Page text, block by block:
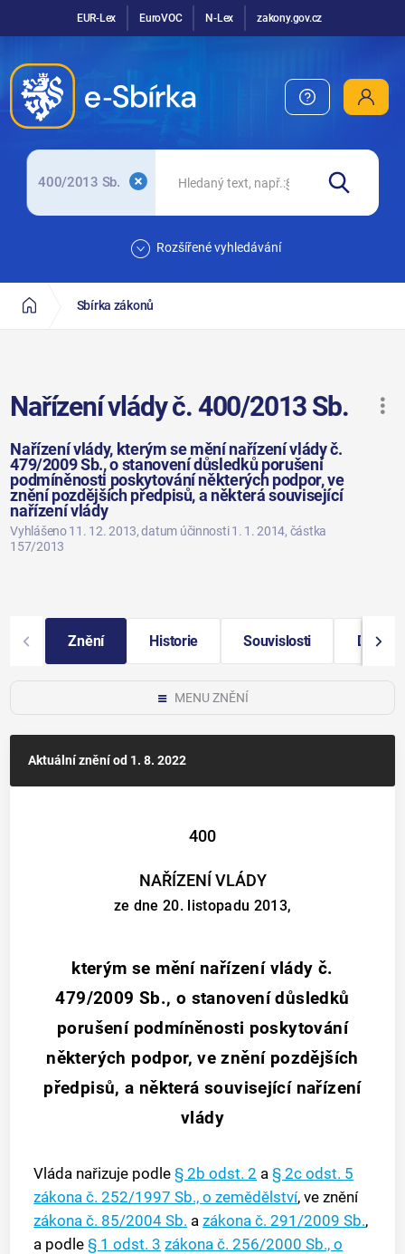
EUR-Lex EuroVOC N-Lex zakony.gov.cz
400/2013 Sb.
Rozšířené vyhledávání
Sbírka zákonů
Nařízení vlády č. 400/2013 Sb.
Nařízení vlády, kterým se mění nařízení vlády č.
479/2009 Sb., o stanovení důsledků porušení
podmíněnosti poskytování některých podpor, ve
znění pozdějších předpisů, a některá související
nařízení vlády
Vyhlášeno 11. 12. 2013, datum účinnosti 1. 1. 2014, částka
157/2013
Znění Historie Souvislosti Další
MENU ZNĚNÍ
Aktuální zněníod 1. 8. 2022
400
NAŘÍZENÍ VLÁDY
ze dne 20. listopadu 2013,
kterým se mění nařízení vlády č.
479/2009 Sb., o stanovení důsledků
porušení podmíněnosti poskytování
některých podpor, ve znění pozdějších
předpisů, a některá související nařízení
vlády
Vláda nařizuje podle§ 2b odst. 2 a§ 2c odst. 5
zákona č. 252/1997 Sb., o zemědělství, ve znění
zákona č. 85/2004 Sb. azákona č. 291/2009 Sb.,
a podle§ 1 odst. 3 zákona č. 256/2000 Sb., o